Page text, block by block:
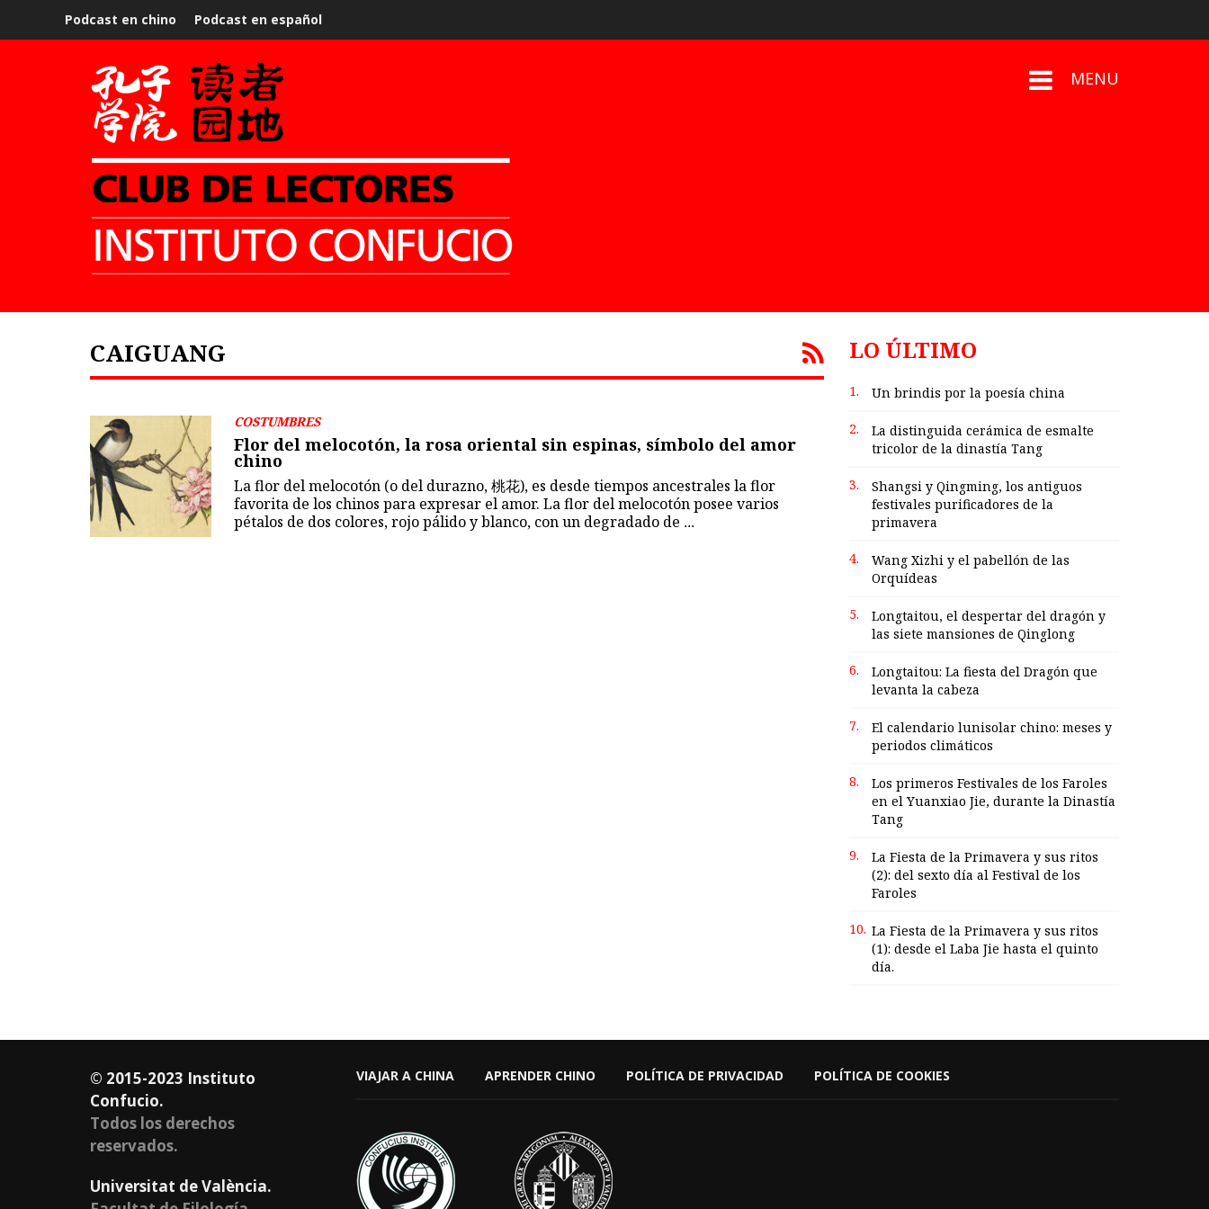
Podcast en chino Podcast en español
MENU
CAIGUANG
COSTUMBRES
Flor del melocotón, la rosa oriental sin espinas, símbolo del amor
chino
La flor del melocotón (o del durazno, 桃花), es desde tiempos ancestrales la flor
favorita de los chinos para expresar el amor. La flor del melocotón posee varios
pétalos de dos colores, rojo pálido y blanco, con un degradado de ...
LO ÚLTIMO
1. Un brindis por la poesía china
2.
La distinguida cerámica de esmalte
tricolor de la dinastía Tang
3.
Shangsi y Qingming, los antiguos
festivales purificadores de la
primavera
4.
Wang Xizhi y el pabellón de las
Orquídeas
5.
Longtaitou, el despertar del dragón y
las siete mansiones de Qinglong
6.
Longtaitou: La fiesta del Dragón que
levanta la cabeza
7.
El calendario lunisolar chino: meses y
periodos climáticos
8.
Los primeros Festivales de los Faroles
en el Yuanxiao Jie, durante la Dinastía
Tang
9.
La Fiesta de la Primavera y sus ritos
(2): del sexto día al Festival de los
Faroles
10. La Fiesta de la Primavera y sus ritos
(1): desde el Laba Jie hasta el quinto
día.
VIAJAR A CHINA APRENDER CHINO POLÍTICA DE PRIVACIDAD POLÍTICA DE COOKIES
© 2015-2023 Instituto
Confucio.
Todos los derechos
reservados.
Universitat de València.